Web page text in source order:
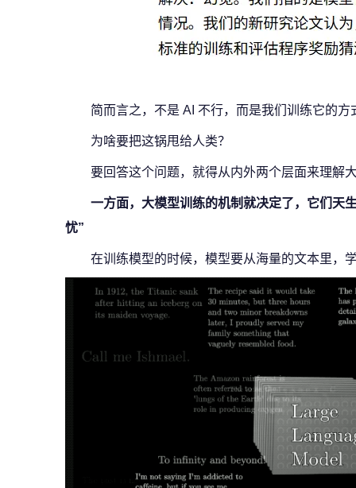
简而言之，不是 AI 不行，而是我们训练它的
为啥要把这锅甩给人类？
要回答这个问题，就得从内外两个层面来理解
一方面，大模型训练的机制就决定了，它们天
忧”
在训练模型的时候，模型要从海量的文本里，